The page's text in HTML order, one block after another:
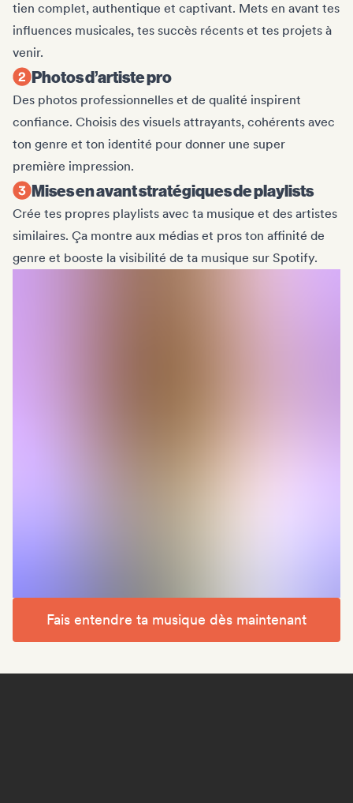
tien complet, authentique et captivant. Mets en avant tes
influences musicales, tes succès récents et tes projets à
venir.
Photos d’artiste pro
Des photos professionnelles et de qualité inspirent
confiance. Choisis des visuels attrayants, cohérents avec
ton genre et ton identité pour donner une super
première impression.
Mises en avant stratégiques de playlists
Crée tes propres playlists avec ta musique et des artistes
similaires. Ça montre aux médias et pros ton affinité de
genre et booste la visibilité de ta musique sur Spotify.
Fais entendre ta musique dès maintenant